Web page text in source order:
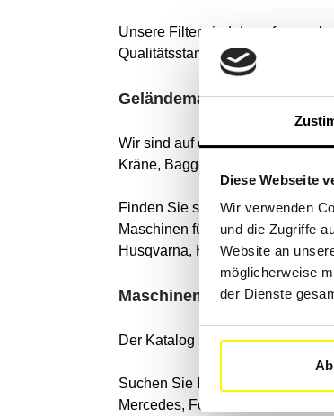
Diese Webseite
Wir verwenden
und die Zugriffe
Website an
möglicherweise
der Dienste
Unsere Filter sind darauf
Qualitätsstandards.
Geländemaschinen
Wir sind auf die Suche nach
Kräne, Baggerlader,
Finden Sie schnell die richtigen
Maschinen führender Marken
Husqvarna, Hitachi, Prinoth,
Maschinen für den
Der Katalog umfasst auch alle
Suchen Sie Ihr Fahrzeug mit
Mercedes, Ford, Honda, Volvo,